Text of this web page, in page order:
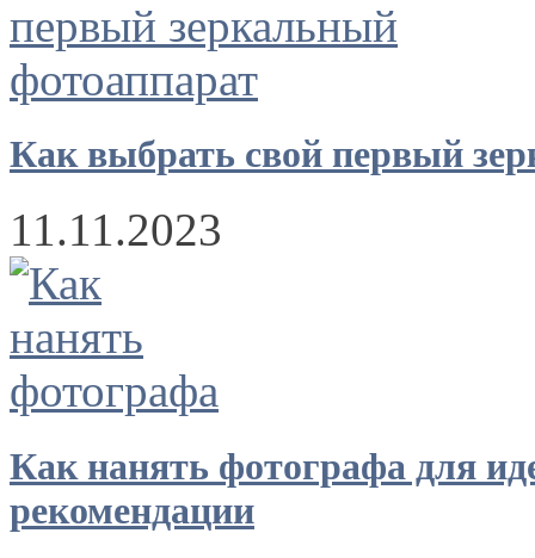
Как выбрать свой первый
11.11.2023
Как нанять фотографа для
рекомендации